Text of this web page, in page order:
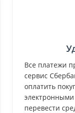
Все платежи
сервис
оплатить
перевести